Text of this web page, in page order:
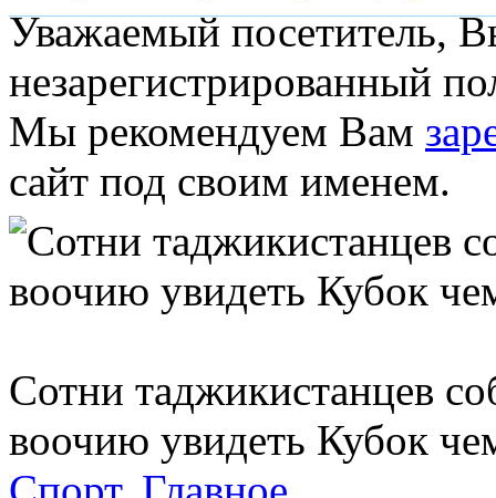
Уважаемый посетитель,
незарегистрированный
Мы рекомендуем Вам
сайт под своим именем.
Cотни таджикистанцев
воочию увидеть Кубок